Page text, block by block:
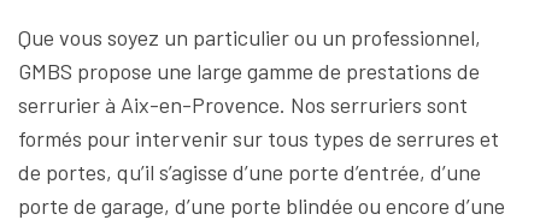
Que vous soyez un particulier ou un professionnel,
GMBS propose une large gamme de prestations de
serrurier à Aix-en-Provence. Nos serruriers sont
formés pour intervenir sur tous types de serrures et
de portes, qu’il s’agisse d’une porte d’entrée, d’une
porte de garage, d’une porte blindée ou encore d’une